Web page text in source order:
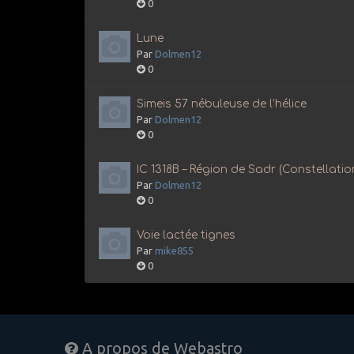
0
Lune
ParDolmen12
0
Simeis 57 nébuleuse de l’hélice
ParDolmen12
0
IC 1318B – Région de Sadr
ParDolmen12
0
Voie lactée tignes
Parmike855
0
A propos de Webastro